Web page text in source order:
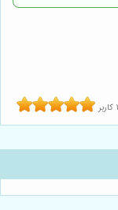
1 کاربر